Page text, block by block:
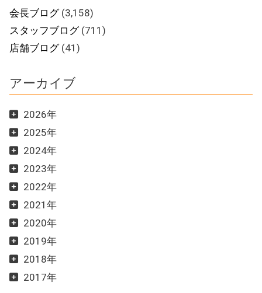
会長ブログ(3,158)
スタッフブログ(711)
店舗ブログ(41)
アーカイブ
2026年
2025年
2024年
2023年
2022年
2021年
2020年
2019年
2018年
2017年